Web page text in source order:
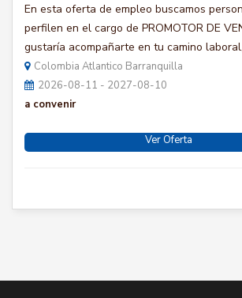
En esta oferta de empleo buscamos
perfilen en el cargo de PROMOTOR DE
gustaría acompañarte en tu camino
Colombia Atlantico Barranquilla
2026-08-11 - 2027-08-10
a convenir
Ver Oferta